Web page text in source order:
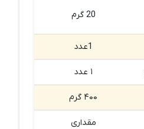
20 گرم
1عدد
۱ عدد
۴۰۰ گرم
مقداری